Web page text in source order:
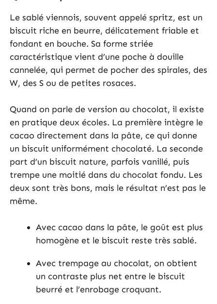
Le sablé viennois, souvent appelé spritz, est un
biscuit riche en beurre, délicatement friable et
fondant en bouche. Sa forme striée
caractéristique vient d’une poche à douille
cannelée, qui permet de pocher des spirales, des
W, des S ou de petites rosaces.
Quand on parle de version au chocolat, il existe
en pratique deux écoles. La première intègre le
cacao directement dans la pâte, ce qui donne
un biscuit uniformément chocolaté. La seconde
part d’un biscuit nature, parfois vanillé, puis
trempe une moitié dans du chocolat fondu. Les
deux sont très bons, mais le résultat n’est pas le
même.
Avec cacao dans la pâte, le goût est plus
homogène et le biscuit reste très sablé.
Avec trempage au chocolat, on obtient
un contraste plus net entre le biscuit
beurré et l’enrobage croquant.